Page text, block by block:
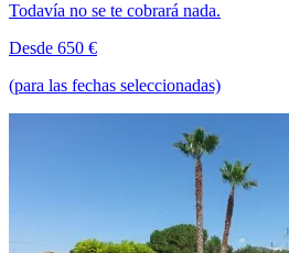
Todavía no se te cobrará nada.
Desde 650 €
(para las fechas seleccionadas)